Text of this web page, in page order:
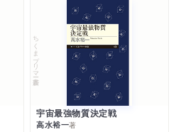
ちくまプリマー新書
宇宙最強物質決定戦
高水裕一著